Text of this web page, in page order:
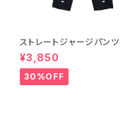
ストレートジャージパンツ
¥3,850
30%OFF